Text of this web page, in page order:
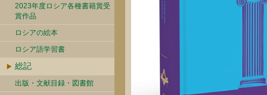
2023年度ロシア各種書籍賞受
賞作品
ロシアの絵本
ロシア語学習書
総記
出版・文献目録・図書館